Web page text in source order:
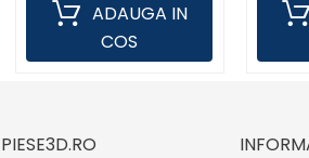
COS
PIESE3D.RO